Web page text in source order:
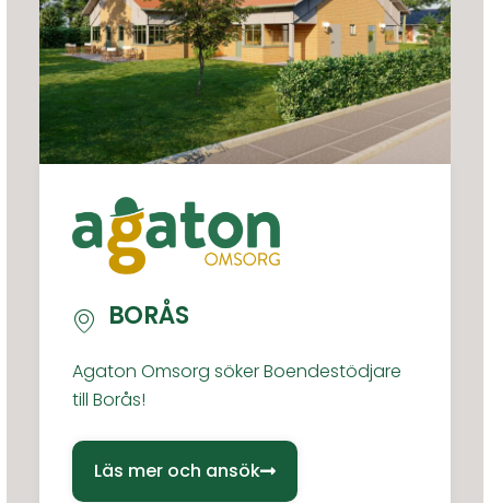
BORÅS
Agaton Omsorg söker Boendestödjare
till Borås!
Läs mer och ansök